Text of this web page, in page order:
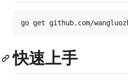
go get github.com/
快速上手